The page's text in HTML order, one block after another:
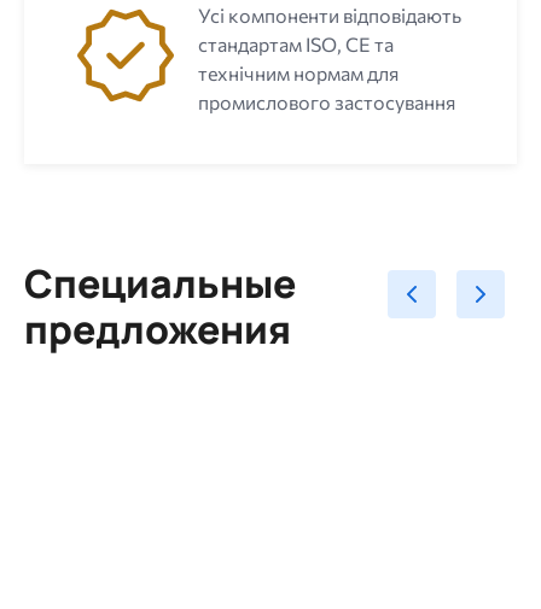
Усі компоненти відповідають
стандартам ISO, CE та
технічним нормам для
промислового застосування
Специальные
предложения